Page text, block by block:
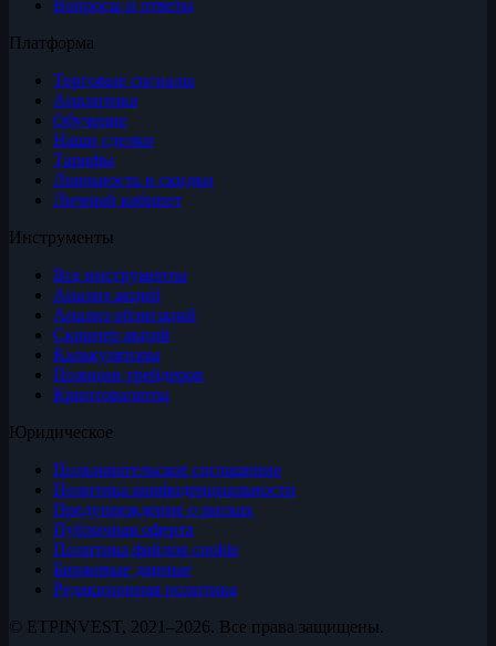
Вопросы и ответы
Платформа
Торговые сигналы
Аналитика
Обучение
Наши сделки
Тарифы
Лояльность и скидки
Личный кабинет
Инструменты
Все инструменты
Анализ акций
Анализ облигаций
Скринер акций
Калькуляторы
Позиции трейдеров
Криптовалюты
Юридическое
Пользовательское соглашение
Политика конфиденциальности
Предупреждение о рисках
Публичная оферта
Политика файлов cookie
Биржевые данные
Редакционная политика
© ETPINVEST, 2021–2026. Все права защищены.